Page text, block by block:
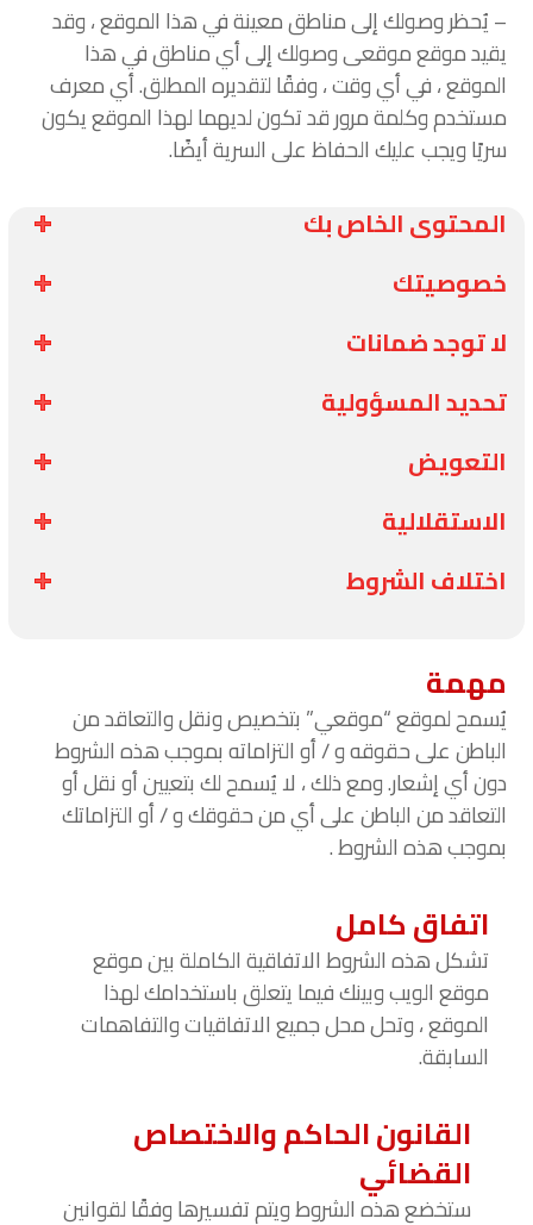
– يُحظر وصولك إلى مناطق معينة في هذا الموقع ، وقد
يقيد موقع موقعى وصولك إلى أي مناطق في هذا
الموقع ، في أي وقت ، وفقًا لتقديره المطلق. أي معرف
مستخدم وكلمة مرور قد تكون لديهما لهذا الموقع يكون
سريًا ويجب عليك الحفاظ على السرية أيضًا.
المحتوى الخاص بك
خصوصيتك
لا توجد ضمانات
تحديد المسؤولية
التعويض
الاستقلالية
اختلاف الشروط
مهمة
يُسمح لموقع “موقعي” بتخصيص ونقل والتعاقد من
الباطن على حقوقه و / أو التزاماته بموجب هذه الشروط
دون أي إشعار. ومع ذلك ، لا يُسمح لك بتعيين أو نقل أو
التعاقد من الباطن على أي من حقوقك و / أو التزاماتك
بموجب هذه الشروط .
اتفاق كامل
تشكل هذه الشروط الاتفاقية الكاملة بين موقع
موقع الويب وبينك فيما يتعلق باستخدامك لهذا
الموقع ، وتحل محل جميع الاتفاقيات والتفاهمات
السابقة.
القانون الحاكم والاختصاص
القضائي
ستخضع هذه الشروط ويتم تفسيرها وفقًا لقوانين